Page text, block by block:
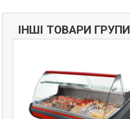
ІНШІ ТОВАРИ ГРУПИ